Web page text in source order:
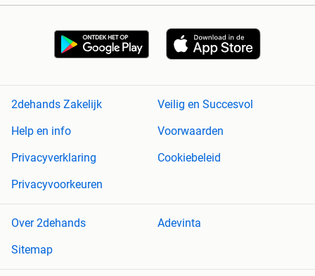
2dehands Zakelijk
Veilig en Succesvol
Help en info
Voorwaarden
Privacyverklaring
Cookiebeleid
Privacyvoorkeuren
Over 2dehands
Adevinta
Sitemap